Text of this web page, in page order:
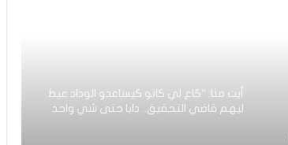
أيت منا: “كاع لي كانو كيساعدو الوداد عيط
ليهم قاضي التحقيق.. دابا حتى شي واحد